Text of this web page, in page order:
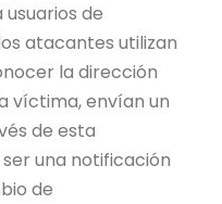
de
atacantes utilizan
la dirección
víctima, envían un
de esta
una notificación
de